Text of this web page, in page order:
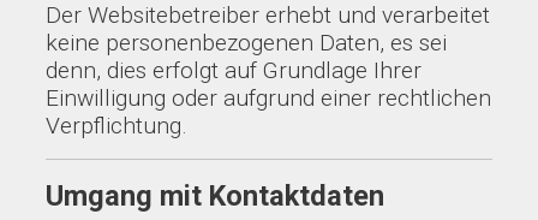
Der Websitebetreiber erhebt und verarbeitet
keine personenbezogenen Daten, es sei
denn, dies erfolgt auf Grundlage Ihrer
Einwilligung oder aufgrund einer rechtlichen
Verpflichtung.
Umgang mit Kontaktdaten